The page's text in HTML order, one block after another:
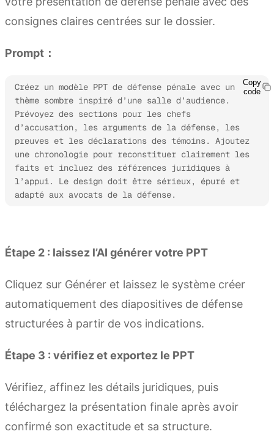
consignes claires centrées sur le dossier.
Prompt：
Créez un modèle PPT de défense pénale avec un
thème sombre inspiré d’une salle d’audience.
Prévoyez des sections pour les chefs
d’accusation, les arguments de la défense, les
preuves et les déclarations des témoins. Ajoutez
une chronologie pour reconstituer clairement les
faits et incluez des références juridiques à
l’appui. Le design doit être sérieux, épuré et
adapté aux avocats de la défense.
Copy
code
Étape 2 : laissez l’AI générer votre PPT
Cliquez sur Générer et laissez le système créer
automatiquement des diapositives de défense
structurées à partir de vos indications.
Étape 3 : vérifiez et exportez le PPT
Vérifiez, affinez les détails juridiques, puis
téléchargez la présentation finale après avoir
confirmé son exactitude et sa structure.